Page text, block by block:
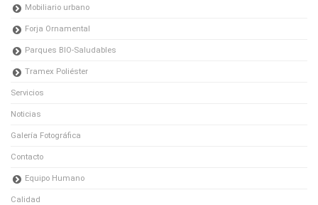
Mobiliario urbano
Forja Ornamental
Parques BIO-Saludables
Tramex Poliéster
Servicios
Noticias
Galería Fotográfica
Contacto
Equipo Humano
Calidad